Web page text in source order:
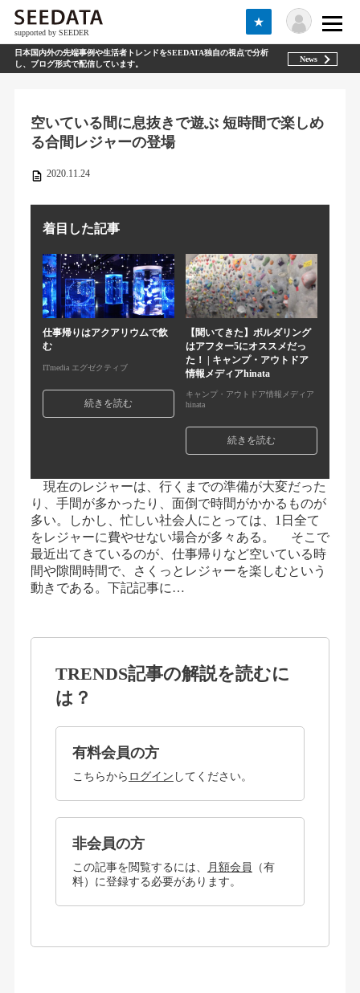
supported by SEEDER
★
日本国内外の先端事例や生活者トレンドをSEEDATA独自の視点で分析
し、ブログ形式で配信しています。
News
空いている間に息抜きで遊ぶ 短時間で楽しめ
る合間レジャーの登場
2020.11.24
着目した記事
仕事帰りはアクアリウムで飲
む
ITmedia エグゼクティブ
続きを読む
【聞いてきた】ボルダリング
はアフター5にオススメだっ
た！ | キャンプ・アウトドア
情報メディアhinata
キャンプ・アウトドア情報メディア
hinata
続きを読む
現在のレジャーは、行くまでの準備が大変だった
り、手間が多かったり、面倒で時間がかかるものが
多い。しかし、忙しい社会人にとっては、1日全て
をレジャーに費やせない場合が多々ある。 そこで
最近出てきているのが、仕事帰りなど空いている時
間や隙間時間で、さくっとレジャーを楽しむという
動きである。下記記事に…
TRENDS記事の解説を読むに
は？
有料会員の方
こちらから ログイン してください。
非会員の方
この記事を閲覧するには、 月額会員
（有
料）に登録する必要があります。